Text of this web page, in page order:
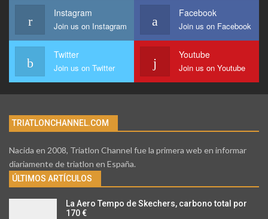
Instagram
Join us on Instagram
Facebook
Join us on Facebook
Twitter
Join us on Twitter
Youtube
Join us on Youtube
TRIATLONCHANNEL.COM
Nacida en 2008, Triatlon Channel fue la primera web en informar
diariamente de triatlon en España.
ÚLTIMOS ARTÍCULOS
La Aero Tempo de Skechers, carbono total por
170 €